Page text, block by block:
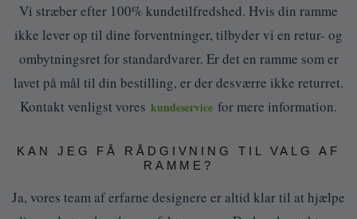
Vi stræber efter 100% kundetilfredshed. Hvis din ramme
ikke lever op til dine forventninger, tilbyder vi en retur- og
ombytningsret for standardvarer. Er det en ramme som er
lavet på mål til din bestilling, er der desværre ikke returret.
Kontakt venligst vores kundeservice for mere information.
KAN JEG FÅ RÅDGIVNING TIL VALG AF
RAMME?
Ja, vores team af erfarne designere er altid klar til at hjælpe